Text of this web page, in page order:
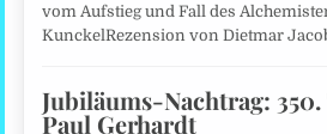
vom Aufstieg und Fall des
KunckelRezension von Dietmar
Jubiläums-Nachtrag: 350.
Paul Gerhardt